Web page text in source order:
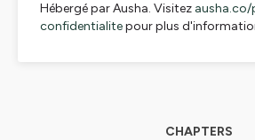
Hébergé par Ausha. Visitez
confidentialitepour plus
CHAPTERS